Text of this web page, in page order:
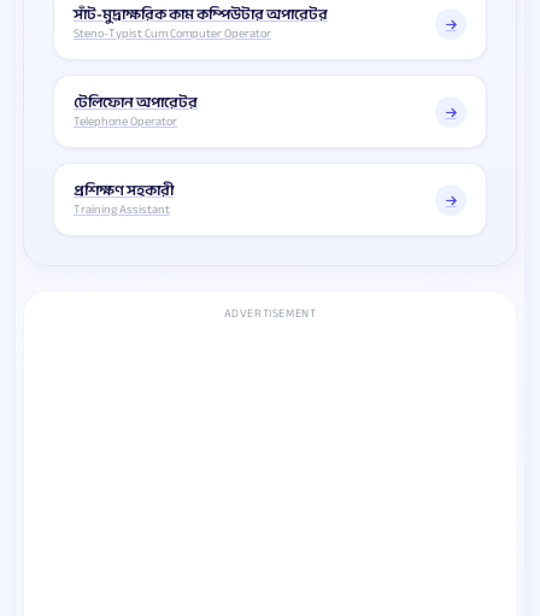
সাঁট-মুদ্রাক্ষরিক কাম কম্পিউটার অপারেটর
Steno-Typist Cum Computer Operator
টেলিফোন অপারেটর
Telephone Operator
প্রশিক্ষণ সহকারী
Training Assistant
ADVERTISEMENT